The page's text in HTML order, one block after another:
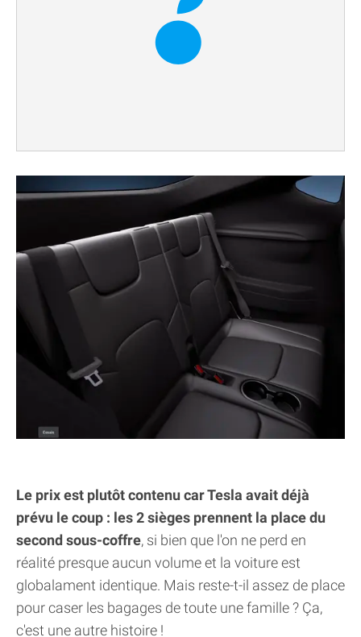
Le prix est plutôt contenu car Tesla avait déjà
prévu le coup : les 2 sièges prennent la place du
second sous-coffre, si bien que l'on ne perd en
réalité presque aucun volume et la voiture est
globalament identique. Mais reste-t-il assez de place
pour caser les bagages de toute une famille ? Ça,
c'est une autre histoire !